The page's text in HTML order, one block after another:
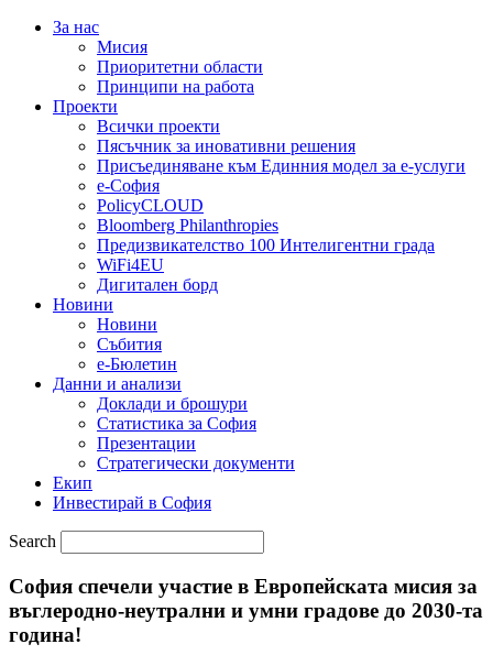
За нас
Мисия
Приоритетни области
Принципи на работа
Проекти
Всички проекти
Пясъчник за иновативни решения
Присъединяване към Единния модел за е-услуги
е-София
PolicyCLOUD
Bloomberg Philanthropies
Предизвикателство 100 Интелигентни града
WiFi4EU
Дигитален борд
Новини
Новини
Събития
е-Бюлетин
Данни и анализи
Доклади и брошури
Статистика за София
Презентации
Стратегически документи
Екип
Инвестирай в София
Search
София спечели участие в Европейската мисия за
въглеродно-неутрални и умни градове до 2030-та
година!